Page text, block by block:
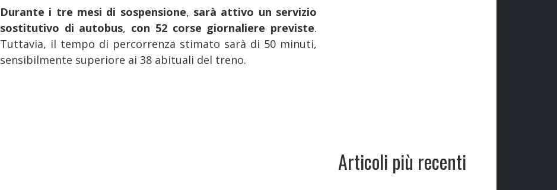
Durante i tre mesi di sospensione, sarà attivo un servizio
sostitutivo di autobus, con 52 corse giornaliere previste.
Tuttavia, il tempo di percorrenza stimato sarà di 50 minuti,
sensibilmente superiore ai 38 abituali del treno.
Articoli più recenti